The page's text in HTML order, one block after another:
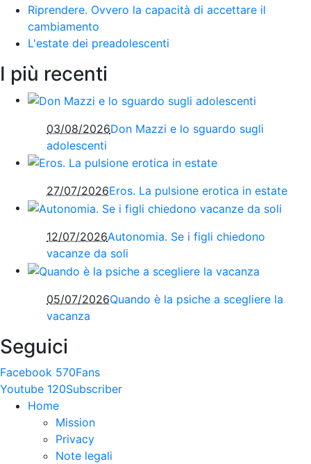
Riprendere. Ovvero la capacità di accettare il
cambiamento
L'estate dei preadolescenti
I più recenti
03/08/2026Don Mazzi e lo sguardo sugli
adolescenti
27/07/2026Eros. La pulsione erotica in estate
12/07/2026Autonomia. Se i figli chiedono
vacanze da soli
05/07/2026Quando è la psiche a scegliere la
vacanza
Seguici
Facebook 570Fans
Youtube 120Subscriber
Home
Mission
Privacy
Note legali